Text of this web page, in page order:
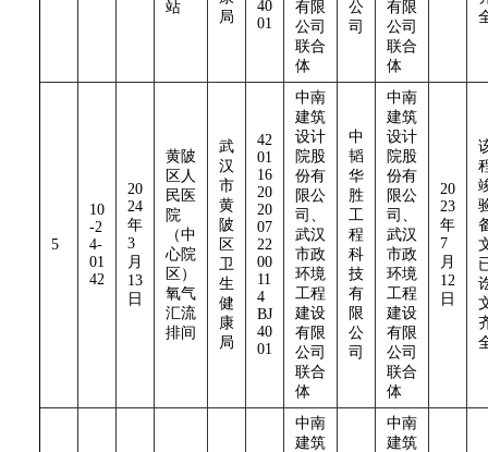
站
局
40
01
有限
公司
联合
体
公
司
有限
公司
联合
体
5
10
-2
4-
01
42
20
24
年
3
月
13
日
黄陂
区人
民医
院
（中
心院
区）
氧气
汇流
排间
武
汉
市
黄
陂
区
卫
生
健
康
局
42
01
16
20
20
07
22
00
11
4
BJ
40
01
中南
建筑
设计
院股
份有
限公
司、
武汉
市政
环境
工程
建设
有限
公司
联合
体
中
韬
华
胜
工
程
科
技
有
限
公
司
中南
建筑
设计
院股
份有
限公
司、
武汉
市政
环境
工程
建设
有限
公司
联合
体
20
23
年
7
月
12
日
中南
建筑
中南
建筑